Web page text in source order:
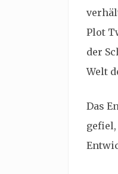
Plot
der
Welt
Das